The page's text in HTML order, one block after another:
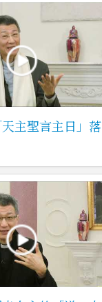
主聖言主日」落